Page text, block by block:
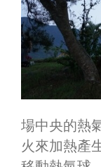
場中央的熱
火來加熱產